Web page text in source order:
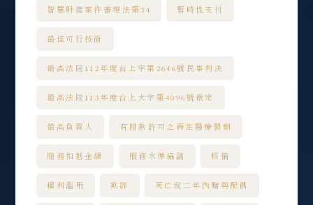
智慧財產案件審理法第34 暫時性支付
最佳可行技術
最高法院112年度台上字第2646號民事判決
最高法院113年度台上大字第4096號裁定
最高負責人 有附款許可之再生醫療製劑
服務扣抵金額 服務水準協議 核備
權利濫用 欺詐 死亡前二年內贈與配偶